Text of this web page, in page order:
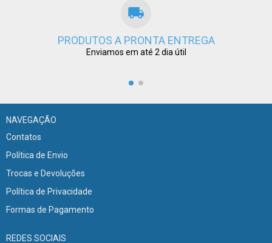
PRODUTOS A PRONTA ENTREGA
Enviamos em até 2 dia útil
NAVEGAÇÃO
Contatos
Política de Envio
Trocas e Devoluções
Política de Privacidade
Formas de Pagamento
REDES SOCIAIS